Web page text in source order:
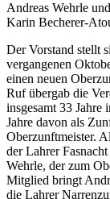
Andreas Wehrle
Karin Becherer-
Der Vorstand stellt
vergangenen
einen neuen
Ruf übergab die
insgesamt 33
Jahre davon als
Oberzunftmeister.
der Lahrer
Wehrle, der zum
Mitglied bringt
die Lahrer